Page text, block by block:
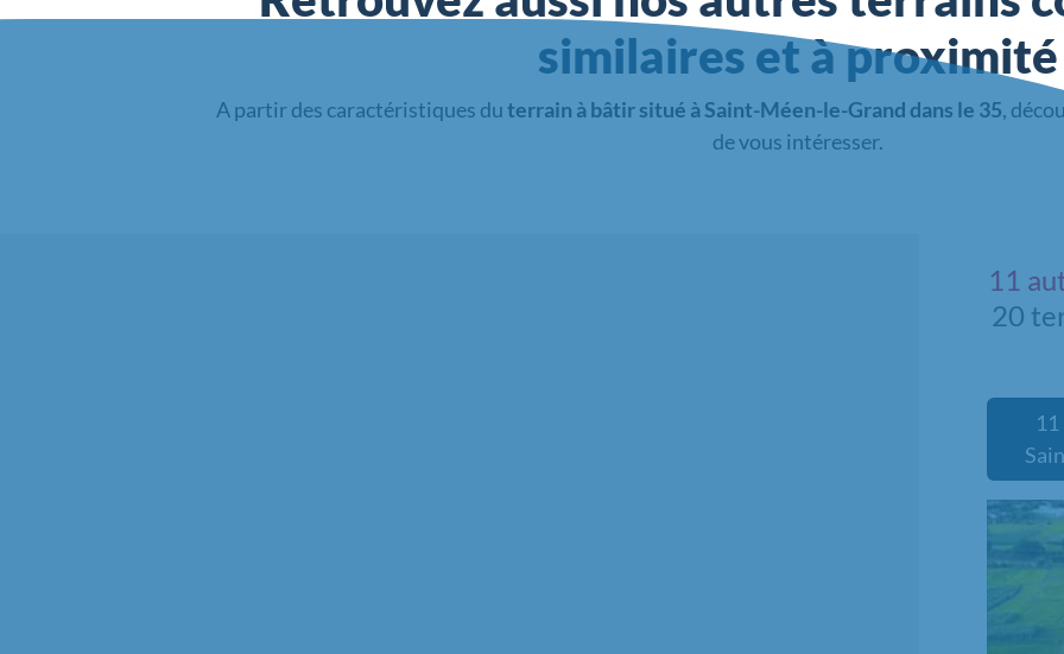
similaires et à proximité
A partir des caractéristiques duterrain à bâtir situé à Saint-Méen-le-Grand dans le 35,
de vous intéresser.
11
20